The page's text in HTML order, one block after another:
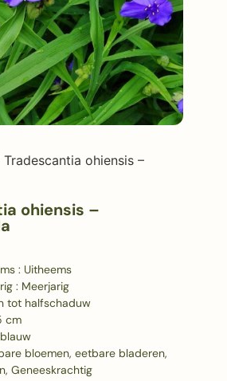
ohiensis –
ohiensis –
: Uitheems
: Meerjarig
tot halfschaduw
cm
bloemen, eetbare bladeren,
Geneeskrachtig